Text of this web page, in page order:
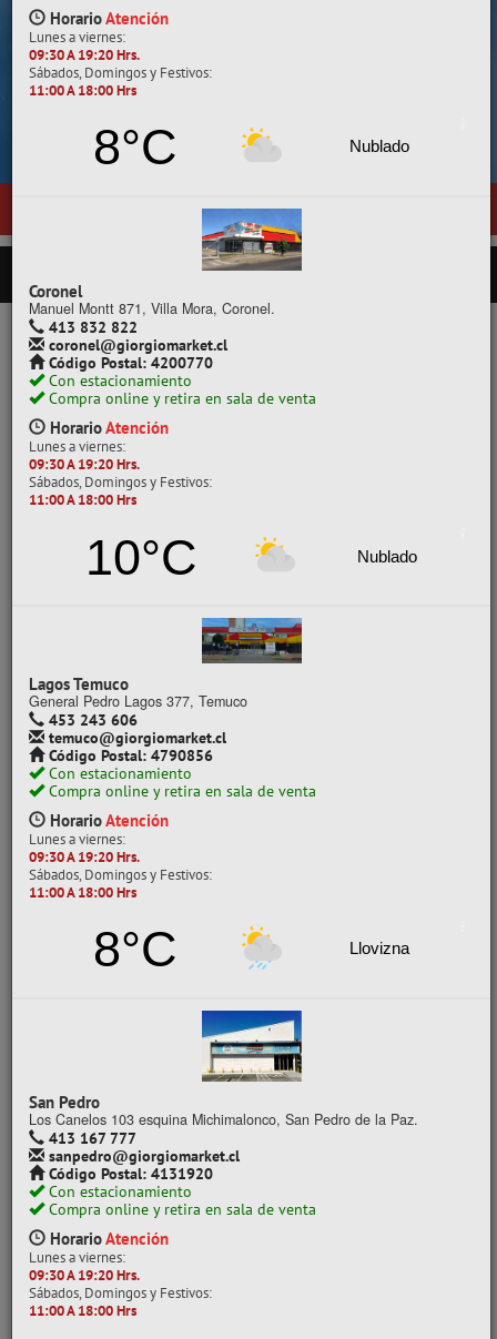
Temuco, ubicada en General Pedro Lagos
HorarioAtención
Lunes a viernes:
09:30 A 19:20 Hrs.
Sábados, Domingos y Festivos:
11:00 A 18:00 Hrs
8°C Nublado
Coronel
Manuel Montt 871, Villa Mora, Coronel.
413 832 822
coronel@giorgiomarket.cl
Código Postal: 4200770
Con estacionamiento
Compra online y retira en sala de venta
HorarioAtención
Lunes a viernes:
09:30 A 19:20 Hrs.
Sábados, Domingos y Festivos:
11:00 A 18:00 Hrs
10°C Nublado
Lagos Temuco
General Pedro Lagos 377, Temuco
453 243 606
temuco@giorgiomarket.cl
Código Postal: 4790856
Con estacionamiento
Compra online y retira en sala de venta
HorarioAtención
Lunes a viernes:
09:30 A 19:20 Hrs.
Sábados, Domingos y Festivos:
11:00 A 18:00 Hrs
8°C Llovizna
San Pedro
Los Canelos 103 esquina Michimalonco, San Pedro de la Paz.
413 167 777
sanpedro@giorgiomarket.cl
Código Postal: 4131920
Con estacionamiento
Compra online y retira en sala de venta
HorarioAtención
Lunes a viernes:
09:30 A 19:20 Hrs.
Sábados, Domingos y Festivos:
11:00 A 18:00 Hrs
PRODUCTOS
MARCA
IMPORTADO
POR CLASE
COLORES SURTIDO
Ver todo en Mostacillas
MOSTACILLAS MOSTACILLA
Mostrando un máximo de 40 resultados por página
MOSTACILLA DIFERENTES COLORES POR UNIDAD 12-2-N G PIOONER
CÓDIGO: 05071005
Despacho a domicilio (Stock: 500+)
Retiro en tienda (Stock: 500+)
Precio normal: